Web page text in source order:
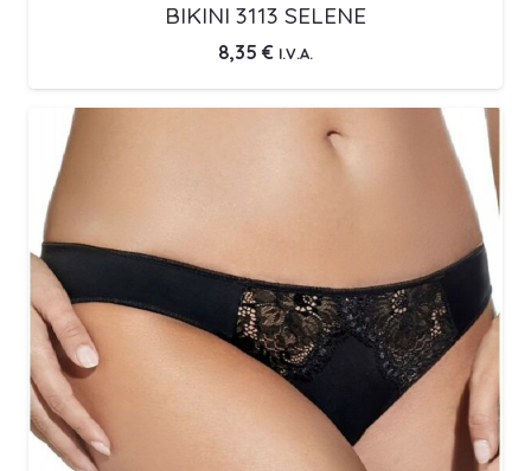
BIKINI 3113 SELENE
8,35 € I.V.A.